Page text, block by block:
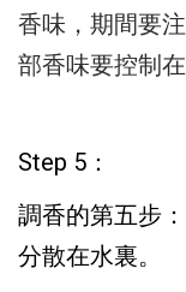
香味，期間要注
部香味要控制在
Step 5：
調香的第五步：
分散在水裏。